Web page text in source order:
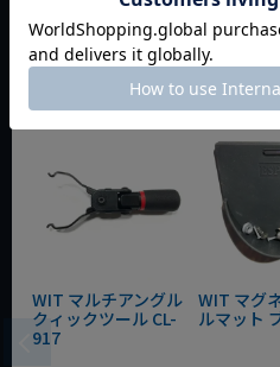
おすすめ商品
WIT マルチアングル
クィックツール CL-
917
WIT マグ
ルマット